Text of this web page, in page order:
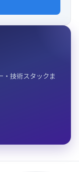
・技術スタックま